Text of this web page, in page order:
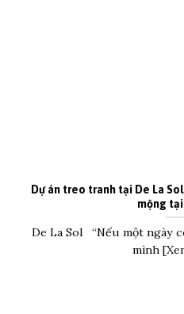
Dự án treo tranh tại De La
mộng
De La Sol “Nếu một ngày
mình